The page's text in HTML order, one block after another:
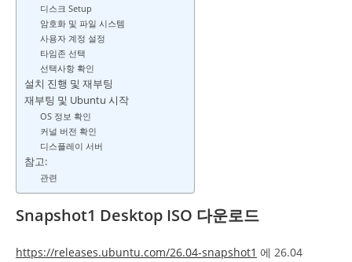
디스크 Setup
암호화 및 파일 시스템
사용자 계정 설정
타임존 선택
선택사항 확인
설치 진행 및 재부팅
재부팅 및 Ubuntu 시작
OS 정보 확인
커널 버전 확인
디스플레이 서버
참고:
관련
Snapshot1 Desktop ISO 다운로드
https://releases.ubuntu.com/26.04-snapshot1 에 26.04